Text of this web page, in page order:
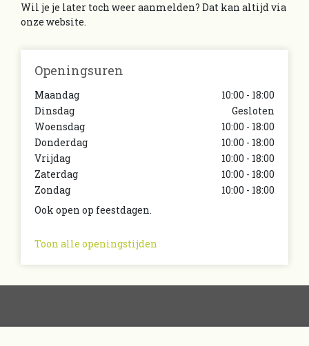
Wil je je later toch weer aanmelden? Dat kan altijd via
onze website.
Openingsuren
Maandag
10:00 - 18:00
Dinsdag
Gesloten
Woensdag
10:00 - 18:00
Donderdag
10:00 - 18:00
Vrijdag
10:00 - 18:00
Zaterdag
10:00 - 18:00
Zondag
10:00 - 18:00
Ook open op feestdagen.
Toon alle openingstijden